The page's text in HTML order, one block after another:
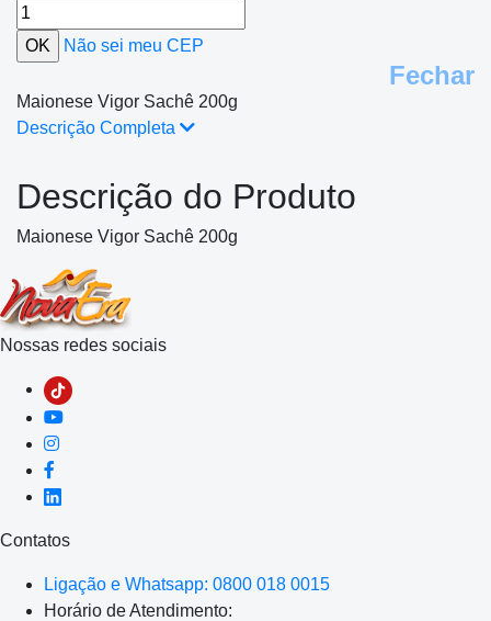
Não sei meu CEP
Fechar
Maionese Vigor Sachê 200g
Descrição Completa
Descrição do Produto
Maionese Vigor Sachê 200g
Nossas redes sociais
Contatos
Ligação e Whatsapp: 0800 018 0015
Horário de Atendimento: